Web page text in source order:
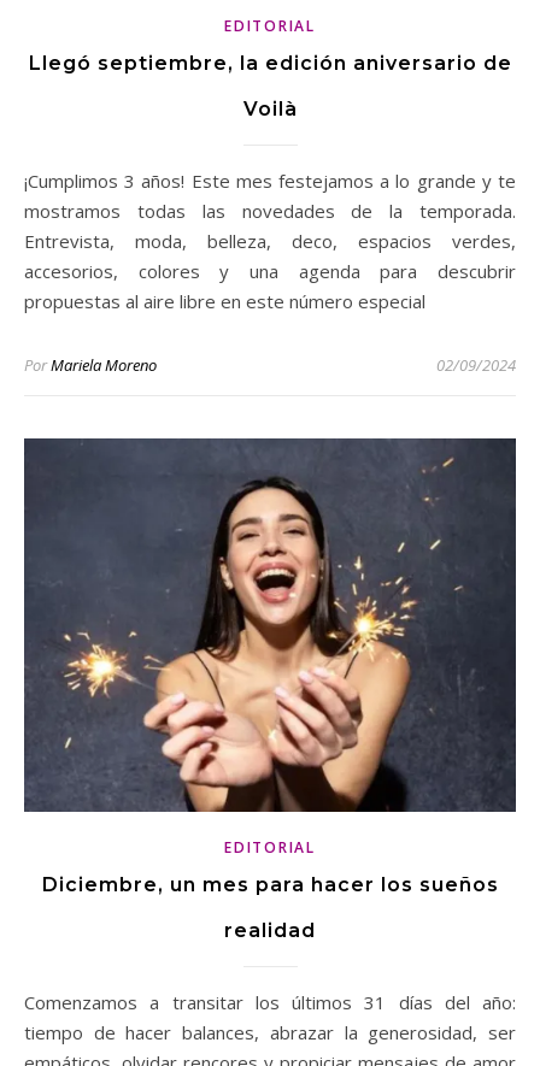
EDITORIAL
Llegó septiembre, la edición aniversario de
Voilà
¡Cumplimos 3 años! Este mes festejamos a lo grande y te
mostramos todas las novedades de la temporada.
Entrevista, moda, belleza, deco, espacios verdes,
accesorios, colores y una agenda para descubrir
propuestas al aire libre en este número especial
PorMariela Moreno 02/09/2024
EDITORIAL
Diciembre, un mes para hacer los sueños
realidad
Comenzamos a transitar los últimos 31 días del año:
tiempo de hacer balances, abrazar la generosidad, ser